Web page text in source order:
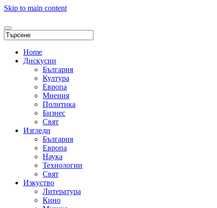
Skip to main content
Home
Дискусии
България
Култура
Европа
Мнения
Политика
Бизнес
Свят
Изгледи
България
Европа
Наука
Технологии
Свят
Изкуство
Литература
Кино